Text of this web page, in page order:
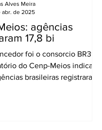
agências
17,8 bi
foi o consorcio BR391
do Cenp-Meios indica
brasileiras registraram
Alves Meira
abr. de 2025